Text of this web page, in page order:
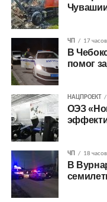
ЧП 17
В
помог
НАЦПРОЕКТ
ОЭЗ
ЧП 18
В